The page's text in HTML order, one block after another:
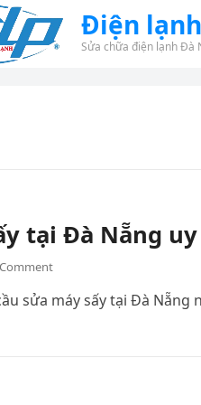
Điện
Sửa chữa điện lạnh Đà
tại Đà Nẵng
sửa máy sấy tại Đà